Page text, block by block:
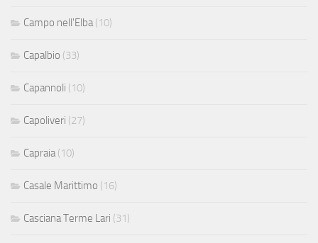
Campo nell'Elba (10)
Capalbio (33)
Capannoli (10)
Capoliveri (27)
Capraia (10)
Casale Marittimo (16)
Casciana Terme Lari (31)